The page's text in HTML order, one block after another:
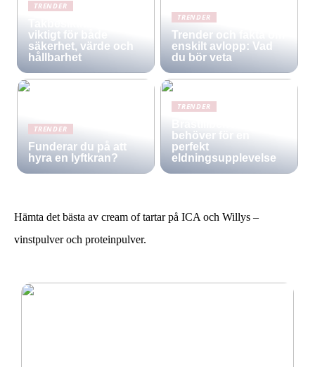
TRENDER
viktigt för både
säkerhet, värde och
hållbarhet
TRENDER
Trender och fakta om
enskilt avlopp: Vad
du bör veta
TRENDER
Funderar du på att
hyra en lyftkran?
TRENDER
behöver för en
perfekt
eldningsupplevelse
Hämta det bästa av cream of tartar på ICA och Willys –
vinstpulver och proteinpulver.